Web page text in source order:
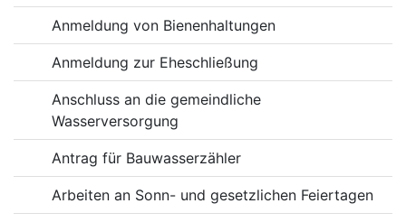
Anmeldung von Bienenhaltungen
Anmeldung zur Eheschließung
Anschluss an die gemeindliche
Wasserversorgung
Antrag für Bauwasserzähler
Arbeiten an Sonn- und gesetzlichen Feiertagen